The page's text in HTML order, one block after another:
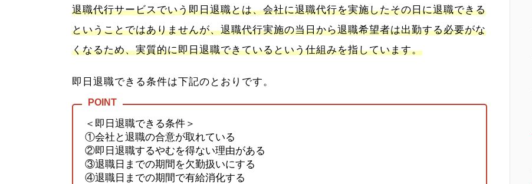
退職代行サービスでいう即日退職とは、会社に退職代行を実施したその日に退職できる
ということではありませんが、退職代行実施の当日から退職希望者は出勤する必要がな
くなるため、実質的に即日退職できているという仕組みを指しています。
即日退職できる条件は下記のとおりです。
＜即日退職できる条件＞
①会社と退職の合意が取れている
②即日退職するやむを得ない理由がある
③退職日までの期間を欠勤扱いにする
④退職日までの期間で有給消化する